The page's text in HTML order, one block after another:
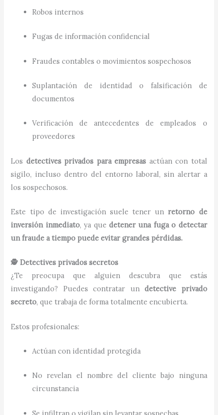
Robos internos
Fugas de información confidencial
Fraudes contables o movimientos sospechosos
Suplantación de identidad o falsificación de
documentos
Verificación de antecedentes de empleados o
proveedores
Los detectives privados para empresas actúan con total
sigilo, incluso dentro del entorno laboral, sin alertar a
los sospechosos.
Este tipo de investigación suele tener unretorno de
inversión inmediato, ya quedetener una fuga o detectar
un fraude a tiempo puede evitar grandes pérdidas.
🕵️ Detectives privados secretos
¿Te preocupa que alguien descubra que estás
investigando? Puedes contratar undetective privado
secreto, que trabaja de forma totalmente encubierta.
Estos profesionales:
Actúan con identidad protegida
No revelan el nombre del cliente bajo ninguna
circunstancia
Se infiltran o vigilan sin levantar sospechas